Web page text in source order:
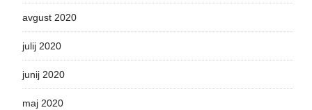
avgust 2020
julij 2020
junij 2020
maj 2020